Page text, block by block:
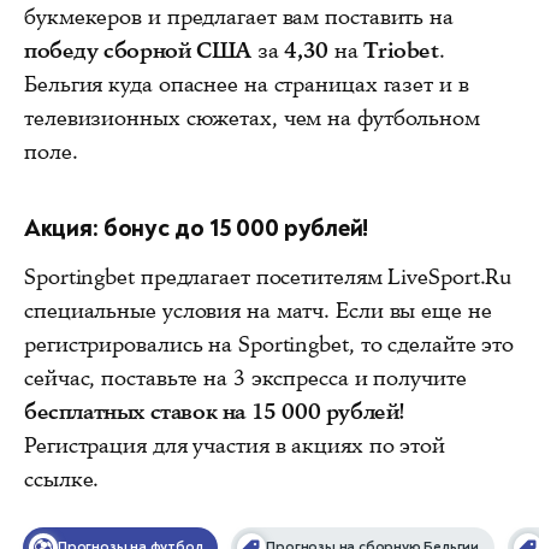
букмекеров и предлагает вам поставить на
победу сборной СШАза4,30 наTriobet.
Бельгия куда опаснее на страницах газет и в
телевизионных сюжетах, чем на футбольном
поле.
Акция: бонус до 15 000 рублей!
Sportingbet предлагает посетителям LiveSport.Ru
специальные условия на матч. Если вы еще не
регистрировались на Sportingbet, то сделайте это
сейчас, поставьте на 3 экспресса и получите
бесплатных ставок на 15 000 рублей!
Регистрация для участия в акциях по этой
ссылке.